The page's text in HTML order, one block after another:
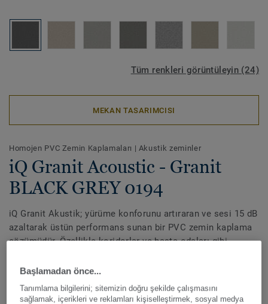
Tüm renkleri görüntüleyin (24)
MEKAN TASARIMCISI
Homojen PVC Zemin Kaplamaları | Akustik zeminler
iQ Granit Acoustic - Granit
BLACK GREY 0194
iQ Granit Akustik; yürüme konforunu artıraran ve sesi 15 dB
azaltarak üstün performans sunan bir PVC zemin kaplama
çözümüdür. Özellikle koridorlar ve hasta odaları gibi
tasarlanan bu malzeme; aşınma, leke ve sürtünmeye karşı
son derece dayanıklıdır. Cila gerektirmez ve zeminin
orijinal görünümünü korumak için basit bir kuru fırçalama
Daha fazla gör
ANA ÖZELLİKLER
Başlamadan önce...
Tanımlama bilgilerini; sitemizin doğru şekilde çalışmasını
sağlamak, içerikleri ve reklamları kişiselleştirmek, sosyal medya